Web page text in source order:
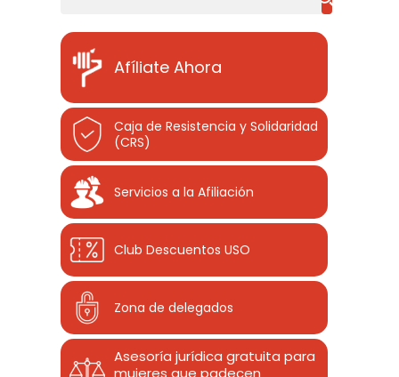
Afíliate Ahora
Caja de Resistencia y Solidaridad
(CRS)
Servicios a la Afiliación
Club Descuentos USO
Zona de delegados
Asesoría jurídica gratuita para
mujeres que padecen